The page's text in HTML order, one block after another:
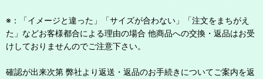
※：「イメージと違った」「サイズが合わない」「注文をまちがえ
た」などお客様都合による理由の場合 他商品への交換・返品はお受
けしておりませんのでご注意下さい。
確認が出来次第 弊社より返送・返品のお手続きについてご案内を返